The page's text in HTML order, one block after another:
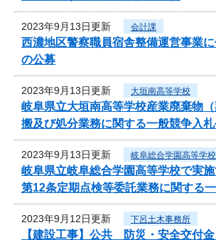
2023年9月13日更新 会計課
西濃地区警察職員宿舎整備運営事業
の公募
2023年9月13日更新 大垣南高等学校
岐阜県立大垣南高等学校産業廃棄物
搬及び処分業務に関する一般競争入
2023年9月13日更新 岐阜総合学園高等学校
岐阜県立岐阜総合学園高等学校で実
第12条定期点検等委託業務に関する
2023年9月12日更新 下呂土木事務所
【建設工事】公共 防災・安全交付